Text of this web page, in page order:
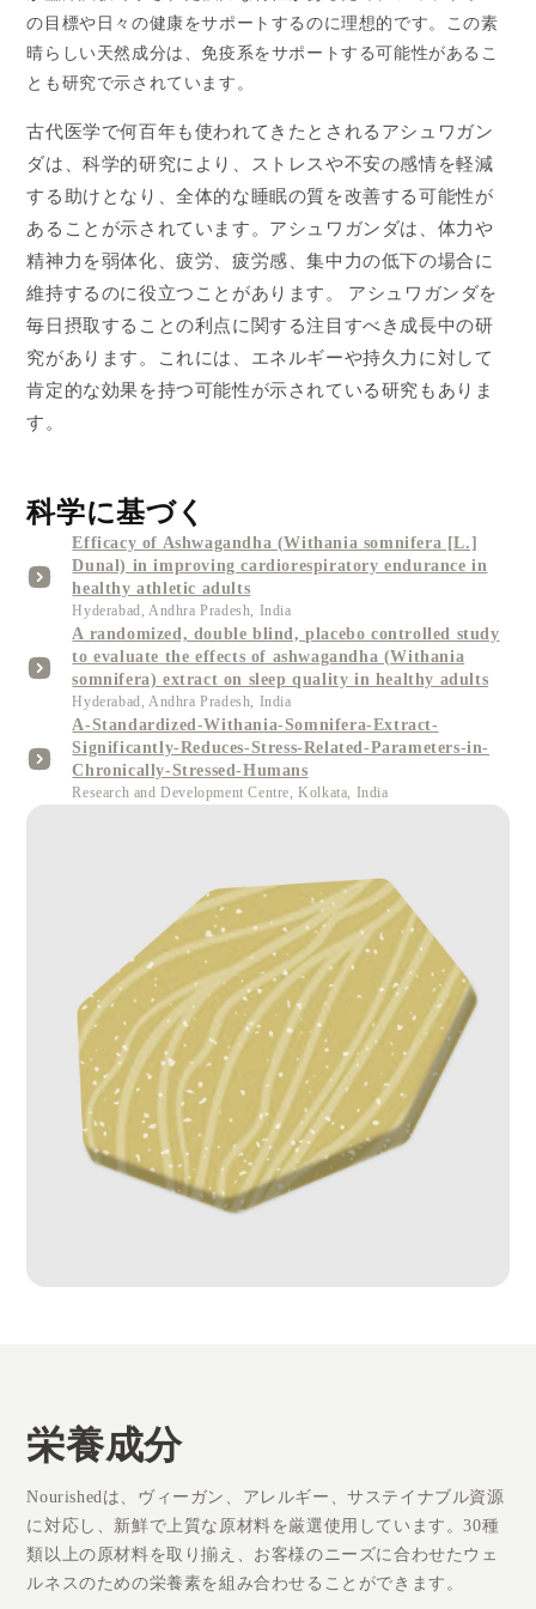
の目標や日々の健康をサポートするのに理想的です。この素
晴らしい天然成分は、免疫系をサポートする可能性があるこ
とも研究で示されています。
古代医学で何百年も使われてきたとされるアシュワガン
ダは、科学的研究により、ストレスや不安の感情を軽減
する助けとなり、全体的な睡眠の質を改善する可能性が
あることが示されています。アシュワガンダは、体力や
精神力を弱体化、疲労、疲労感、集中力の低下の場合に
維持するのに役立つことがあります。 アシュワガンダを
毎日摂取することの利点に関する注目すべき成長中の研
究があります。これには、エネルギーや持久力に対して
肯定的な効果を持つ可能性が示されている研究もありま
す。
科学に基づく
Efficacy of Ashwagandha (Withania somnifera [L.]
Dunal) in improving cardiorespiratory endurance in
healthy athletic adults
Hyderabad, Andhra Pradesh, India
A randomized, double blind, placebo controlled study
to evaluate the effects of ashwagandha (Withania
somnifera) extract on sleep quality in healthy adults
Hyderabad, Andhra Pradesh, India
A-Standardized-Withania-Somnifera-Extract-
Significantly-Reduces-Stress-Related-Parameters-in-
Chronically-Stressed-Humans
Research and Development Centre, Kolkata, India
栄養成分
Nourishedは、ヴィーガン、アレルギー、サステイナブル資源
に対応し、新鮮で上質な原材料を厳選使用しています。30種
類以上の原材料を取り揃え、お客様のニーズに合わせたウェ
ルネスのための栄養素を組み合わせることができます。